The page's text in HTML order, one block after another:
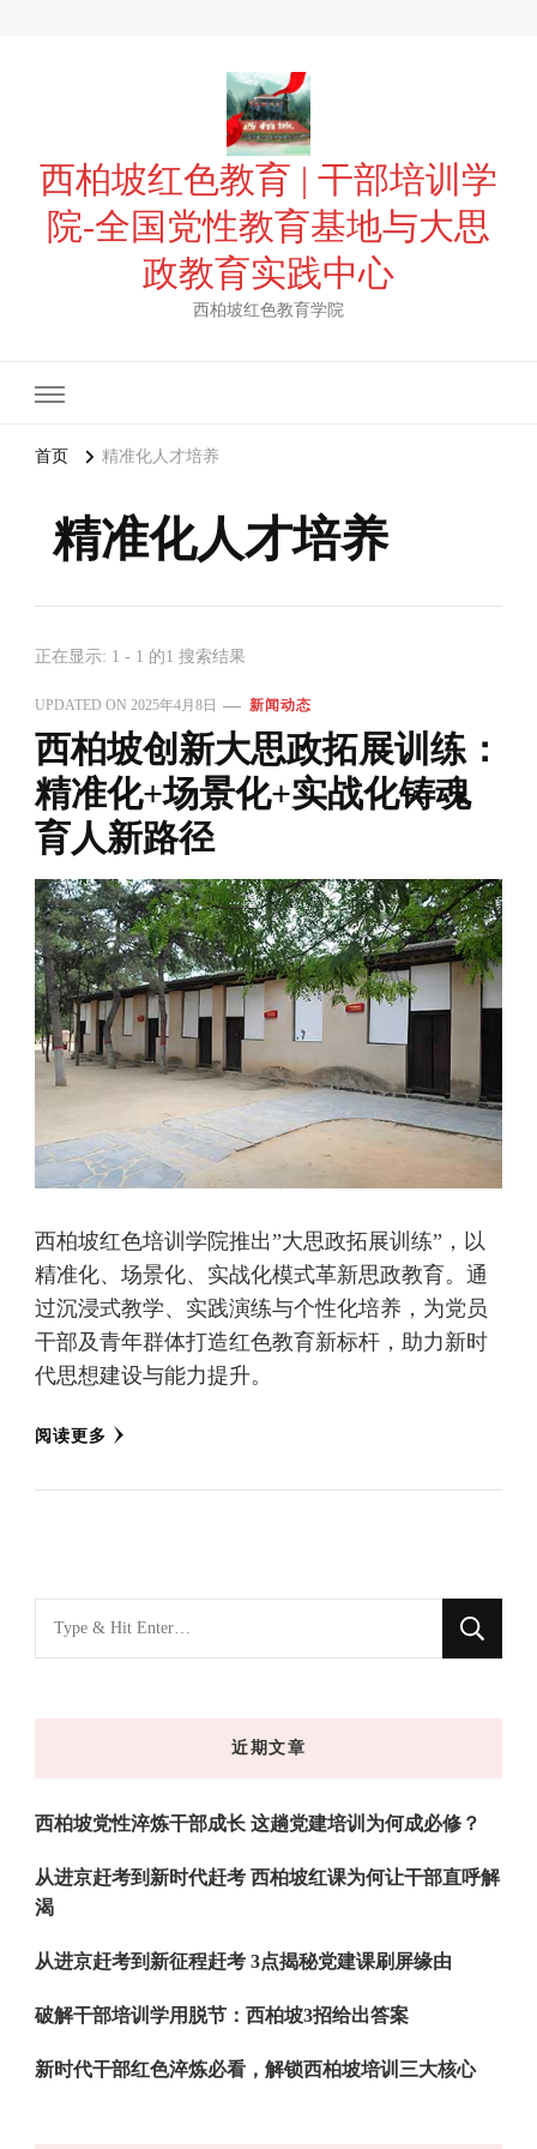
西柏坡红色教育 | 干部培训学
院-全国党性教育基地与大思
政教育实践中心
西柏坡红色教育学院
首页 精准化人才培养
精准化人才培养
正在显示: 1 - 1 的1 搜索结果
UPDATED ON 2025年4月8日 新闻动态
西柏坡创新大思政拓展训练：
精准化+场景化+实战化铸魂
育人新路径
西柏坡红色培训学院推出”大思政拓展训练”，以
精准化、场景化、实战化模式革新思政教育。通
过沉浸式教学、实践演练与个性化培养，为党员
干部及青年群体打造红色教育新标杆，助力新时
代思想建设与能力提升。
阅读更多
找
什
近期文章
西柏坡党性淬炼干部成长 这趟党建培训为何成必修？
从进京赶考到新时代赶考 西柏坡红课为何让干部直呼解
渴
从进京赶考到新征程赶考 3点揭秘党建课刷屏缘由
破解干部培训学用脱节：西柏坡3招给出答案
新时代干部红色淬炼必看，解锁西柏坡培训三大核心